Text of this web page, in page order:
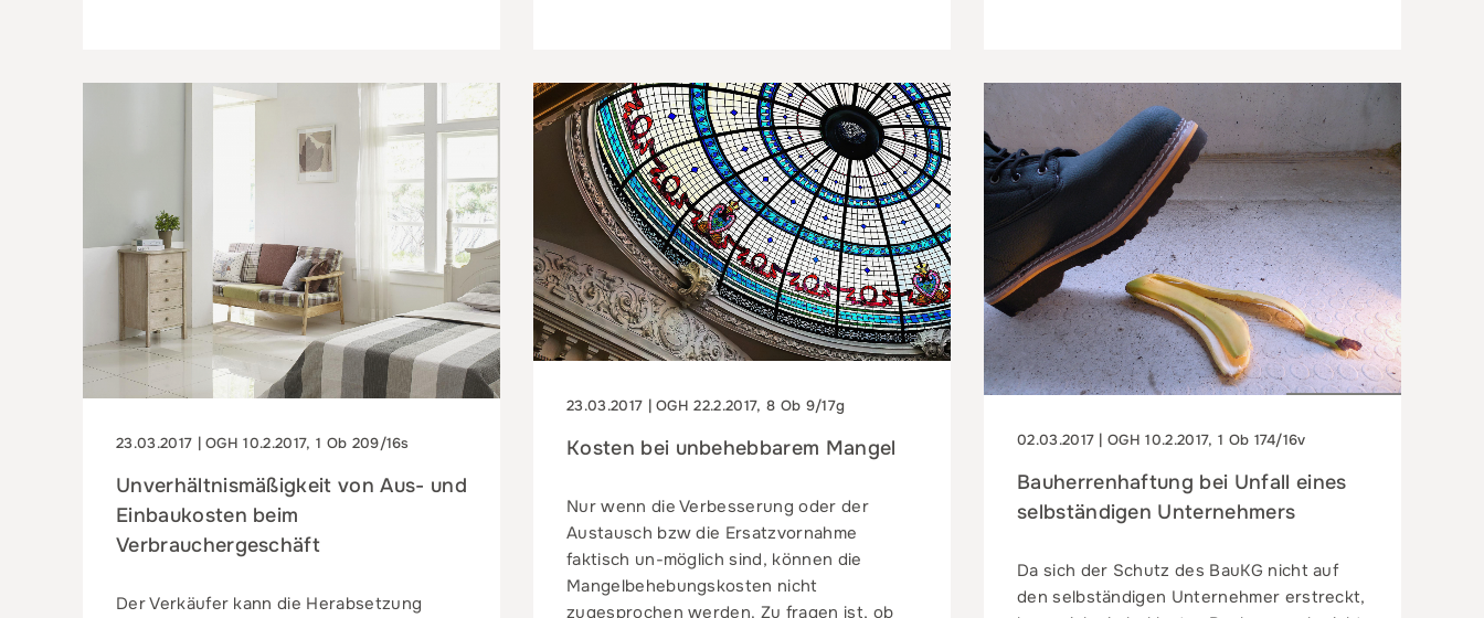
23.03.2017 | OGH 10.2.2017, 1 Ob 209/16s
Unverhältnismäßigkeit von Aus- und
Einbaukosten beim
Verbrauchergeschäft
Der Verkäufer kann die Herabsetzung
23.03.2017 | OGH 22.2.2017, 8 Ob 9/17g
Kosten bei unbehebbarem Mangel
Nur wenn die Verbesserung oder der
Austausch bzw die Ersatzvornahme
faktisch un-möglich sind, können die
Mangelbehebungskosten nicht
zugesprochen werden. Zu fragen ist, ob
02.03.2017 | OGH 10.2.2017, 1 Ob 174/16v
Bauherrenhaftung bei Unfall eines
selbständigen Unternehmers
Da sich der Schutz des BauKG nicht auf
den selbständigen Unternehmer erstreckt,